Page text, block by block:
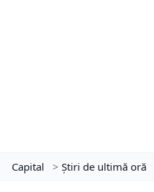
Capital > Știri de ultimă oră